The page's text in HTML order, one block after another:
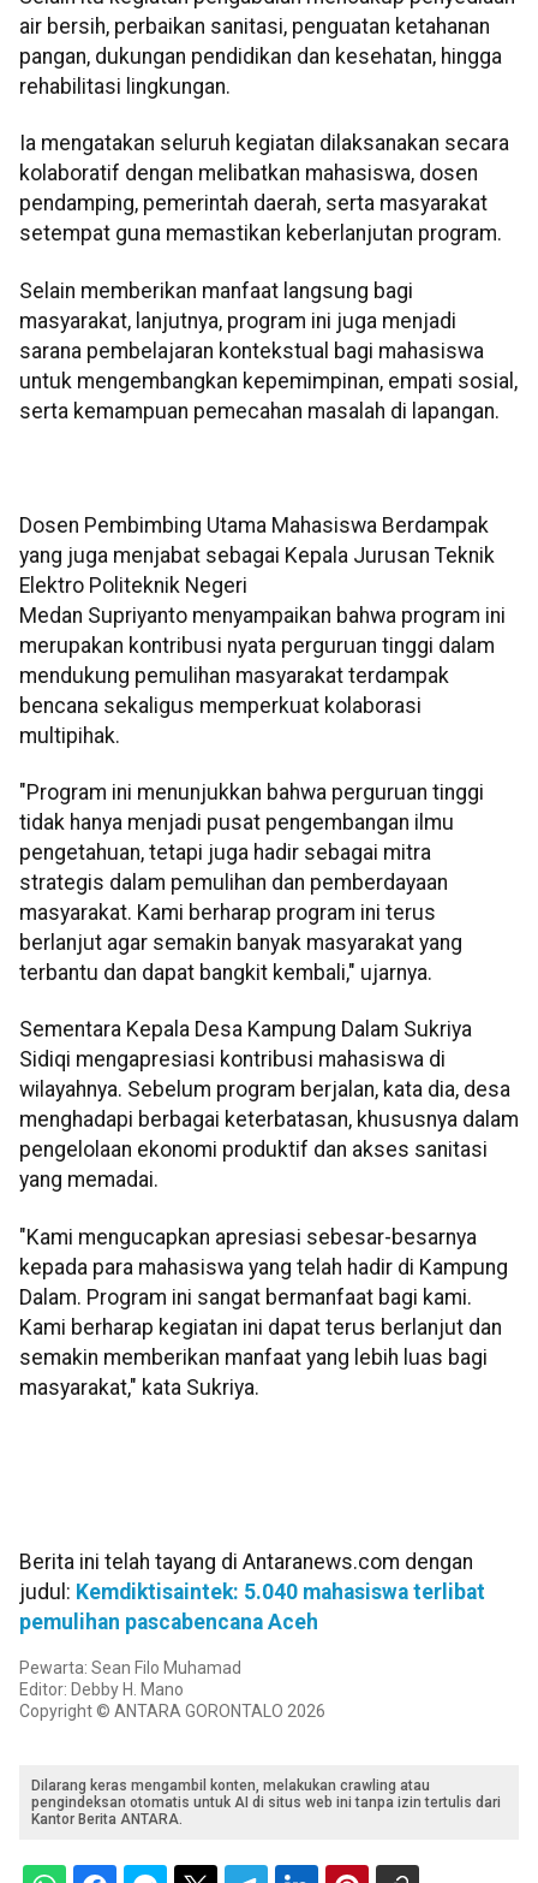
air bersih, perbaikan sanitasi, penguatan ketahanan
pangan, dukungan pendidikan dan kesehatan, hingga
rehabilitasi lingkungan.
Ia mengatakan seluruh kegiatan dilaksanakan secara
kolaboratif dengan melibatkan mahasiswa, dosen
pendamping, pemerintah daerah, serta masyarakat
setempat guna memastikan keberlanjutan program.
Selain memberikan manfaat langsung bagi
masyarakat, lanjutnya, program ini juga menjadi
sarana pembelajaran kontekstual bagi mahasiswa
untuk mengembangkan kepemimpinan, empati sosial,
serta kemampuan pemecahan masalah di lapangan.
Dosen Pembimbing Utama Mahasiswa Berdampak
yang juga menjabat sebagai Kepala Jurusan Teknik
Elektro Politeknik Negeri
Medan Supriyanto menyampaikan bahwa program ini
merupakan kontribusi nyata perguruan tinggi dalam
mendukung pemulihan masyarakat terdampak
bencana sekaligus memperkuat kolaborasi
multipihak.
"Program ini menunjukkan bahwa perguruan tinggi
tidak hanya menjadi pusat pengembangan ilmu
pengetahuan, tetapi juga hadir sebagai mitra
strategis dalam pemulihan dan pemberdayaan
masyarakat. Kami berharap program ini terus
berlanjut agar semakin banyak masyarakat yang
terbantu dan dapat bangkit kembali," ujarnya.
Sementara Kepala Desa Kampung Dalam Sukriya
Sidiqi mengapresiasi kontribusi mahasiswa di
wilayahnya. Sebelum program berjalan, kata dia, desa
menghadapi berbagai keterbatasan, khususnya dalam
pengelolaan ekonomi produktif dan akses sanitasi
yang memadai.
"Kami mengucapkan apresiasi sebesar-besarnya
kepada para mahasiswa yang telah hadir di Kampung
Dalam. Program ini sangat bermanfaat bagi kami.
Kami berharap kegiatan ini dapat terus berlanjut dan
semakin memberikan manfaat yang lebih luas bagi
masyarakat," kata Sukriya.
Berita ini telah tayang di Antaranews.com dengan
judul: Kemdiktisaintek: 5.040 mahasiswa terlibat
pemulihan pascabencana Aceh
Pewarta: Sean Filo Muhamad
Editor: Debby H. Mano
Copyright © ANTARA GORONTALO 2026
Dilarang keras mengambil konten, melakukan crawling atau
pengindeksan otomatis untuk AI di situs web ini tanpa izin tertulis dari
Kantor Berita ANTARA.